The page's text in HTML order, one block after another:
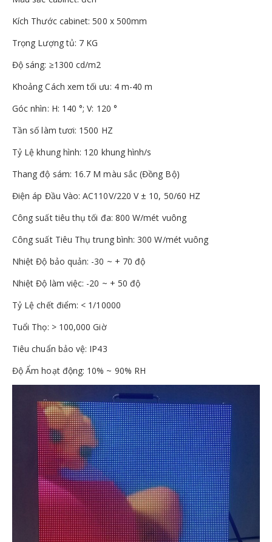
Kích Thước cabinet: 500 x 500mm
Trọng Lượng tủ: 7 KG
Độ sáng: ≥1300 cd/m2
Khoảng Cách xem tối ưu: 4 m-40 m
Góc nhìn: H: 140 °; V: 120 °
Tần số làm tươi: 1500 HZ
Tỷ Lệ khung hình: 120 khung hình/s
Thang độ sám: 16.7 M màu sắc (Đồng Bộ)
Điện áp Đầu Vào: AC110V/220 V ± 10, 50/60 HZ
Công suất tiêu thụ tối đa: 800 W/mét vuông
Công suất Tiêu Thụ trung bình: 300 W/mét vuông
Nhiệt Độ bảo quản: -30 ~ + 70 độ
Nhiệt Độ làm việc: -20 ~ + 50 độ
Tỷ Lệ chết điểm: < 1/10000
Tuổi Thọ: > 100,000 Giờ
Tiêu chuẩn bảo vệ: IP43
Độ Ẩm hoạt động: 10% ~ 90% RH